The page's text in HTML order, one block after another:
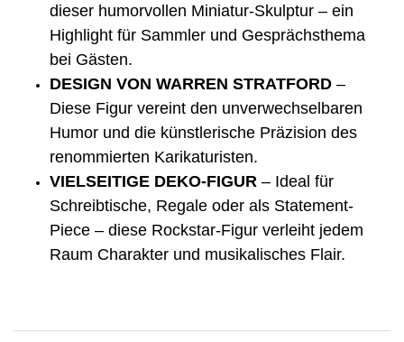
dieser humorvollen Miniatur-Skulptur – ein
Highlight für Sammler und Gesprächsthema
bei Gästen.
DESIGN VON WARREN STRATFORD –
Diese Figur vereint den unverwechselbaren
Humor und die künstlerische Präzision des
renommierten Karikaturisten.
VIELSEITIGE DEKO-FIGUR – Ideal für
Schreibtische, Regale oder als Statement-
Piece – diese Rockstar-Figur verleiht jedem
Raum Charakter und musikalisches Flair.